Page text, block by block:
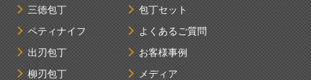
三徳包丁
ペティナイフ
出刃包丁
柳刃包丁
包丁セット
よくあるご質問
お客様事例
メディア